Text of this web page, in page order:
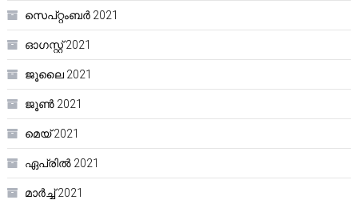
സെപ്റ്റംബർ 2021
ഓഗസ്റ്റ്‌ 2021
ജൂലൈ 2021
ജൂൺ 2021
മെയ്‌ 2021
ഏപ്രിൽ 2021
മാർച്ച്‌ 2021